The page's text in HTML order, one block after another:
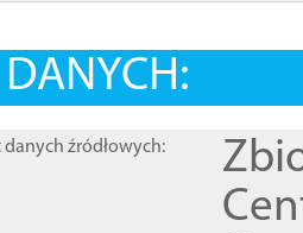
źródłowych: